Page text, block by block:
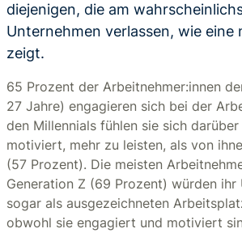
diejenigen, die am
Unternehmen verlassen, wie eine
zeigt.
65 Prozent der Arbeitnehmer:innen
27 Jahre) engagieren sich bei der
den Millennials fühlen sie sich
motiviert, mehr zu leisten, als von
(57 Prozent). Die meisten
Generation Z (69 Prozent) würden ihr
sogar als ausgezeichneten
obwohl sie engagiert und motiviert